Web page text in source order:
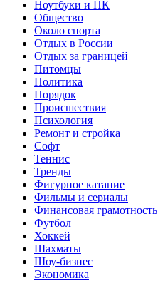
Ноутбуки и ПК
Общество
Около спорта
Отдых в России
Отдых за границей
Питомцы
Политика
Порядок
Происшествия
Психология
Ремонт и стройка
Софт
Теннис
Тренды
Фигурное катание
Фильмы и сериалы
Финансовая грамотность
Футбол
Хоккей
Шахматы
Шоу-бизнес
Экономика